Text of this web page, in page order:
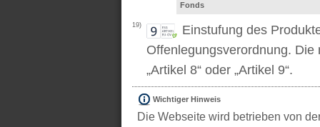
Fonds
19)
Einstufung des
Offenlegungsverordnung. Die
„Artikel 8“ oder „Artikel 9“.
Wichtiger Hinweis
Die Webseite wird betrieben von